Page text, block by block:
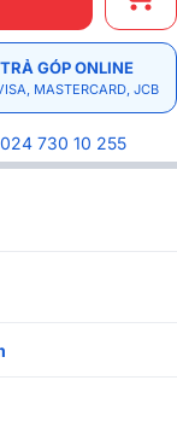
GÓP ONLINE
MASTERCARD, JCB
024 730 10 255